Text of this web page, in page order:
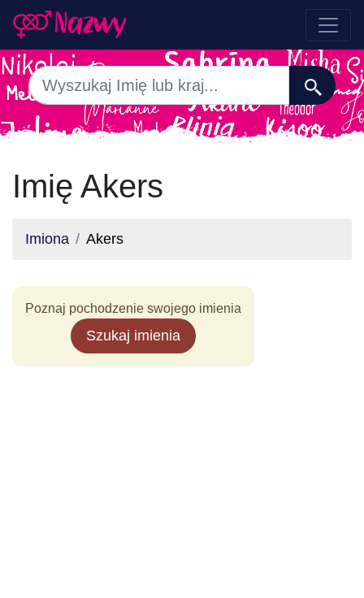
Imię Akers
Imiona Akers
Poznaj pochodzenie swojego imienia
Szukaj imienia